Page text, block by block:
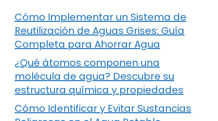
Cómo Implementar un Sistema de
Reutilización de Aguas Grises: Guía
Completa para Ahorrar Agua
¿Qué átomos componen una
molécula de agua? Descubre su
estructura química y propiedades
Cómo Identificar y Evitar Sustancias